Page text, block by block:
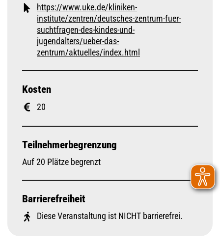
https://www.uke.de/kliniken-
institute/zentren/deutsches-zentrum-fuer-
suchtfragen-des-kindes-und-
jugendalters/ueber-das-
zentrum/aktuelles/index.html
Kosten
20
Teilnehmerbegrenzung
Auf 20 Plätze begrenzt
Barrierefreiheit
Diese Veranstaltung ist NICHT barrierefrei.